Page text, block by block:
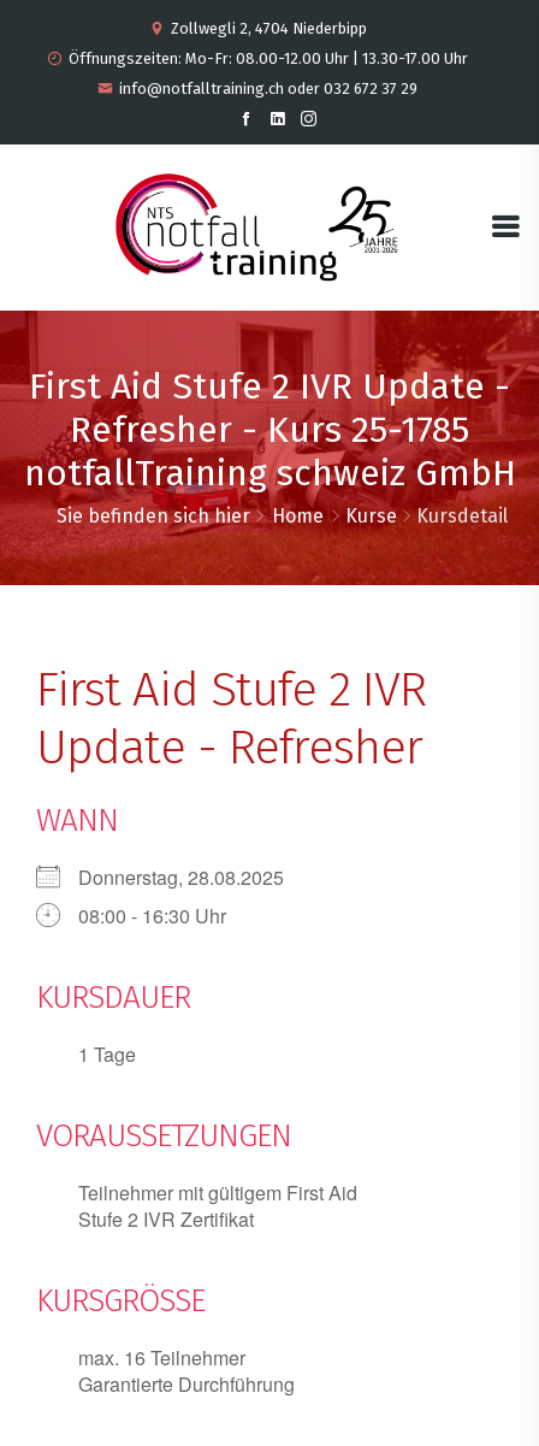
Zollwegli 2, 4704 Niederbipp
Öffnungszeiten: Mo-Fr: 08.00-12.00 Uhr | 13.30-17.00 Uhr
info@notfalltraining.ch oder 032 672 37 29
First Aid Stufe 2 IVR Update -
Refresher - Kurs 25-1785
notfallTraining schweiz GmbH
Sie befinden sich hier Home Kurse Kursdetail
First Aid Stufe 2 IVR
Update - Refresher
WANN
Donnerstag, 28.08.2025
08:00 - 16:30 Uhr
KURSDAUER
1 Tage
VORAUSSETZUNGEN
Teilnehmer mit gültigem First Aid
Stufe 2 IVR Zertifikat
KURSGRÖSSE
max. 16 Teilnehmer
Garantierte Durchführung